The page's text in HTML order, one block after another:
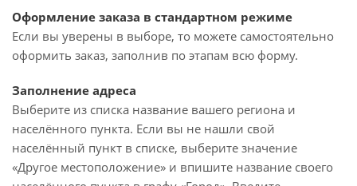
Оформление заказа в стандартном режиме
Если вы уверены в выборе, то можете самостоятельно
оформить заказ, заполнив по этапам всю форму.
Заполнение адреса
Выберите из списка название вашего региона и
населённого пункта. Если вы не нашли свой
населённый пункт в списке, выберите значение
«Другое местоположение» и впишите название своего